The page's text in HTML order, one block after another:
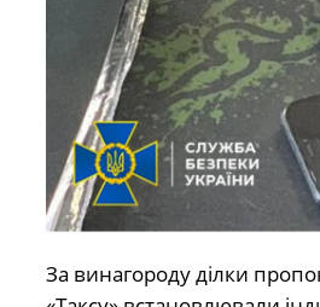
За винагороду ділки